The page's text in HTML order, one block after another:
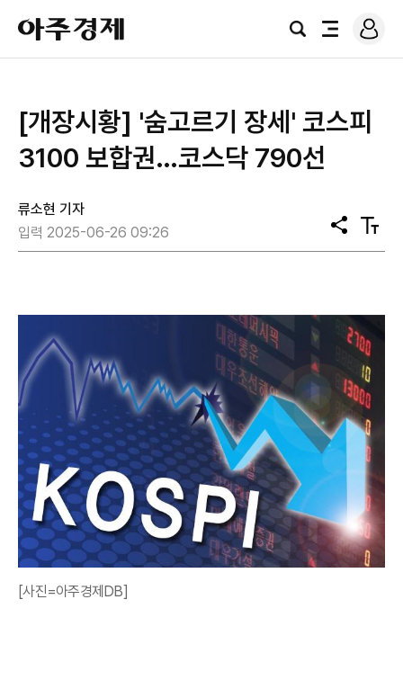
아
주
경
검
전
로
그
[개장시황] '숨고르기 장세' 코스피
3100 보합권…코스닥 790선
류소현 기자
입력 2025-06-26 09:26
공
유
텍
스
[사진=아주경제DB]